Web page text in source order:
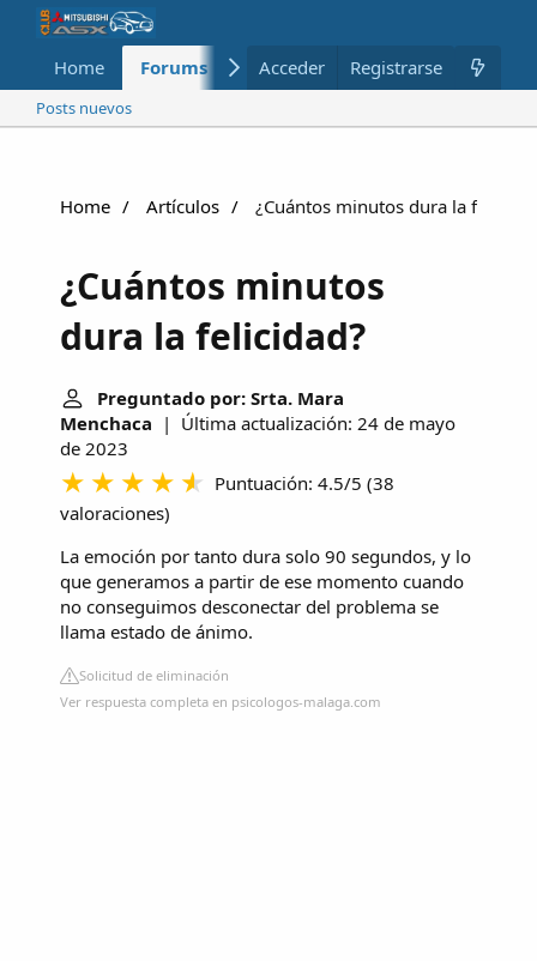
Home Forums Nuevo Miembros
Acceder Registrarse
Posts nuevos
Home Artículos ¿Cuántos minutos dura la
¿Cuántos minutos
dura la felicidad?
Preguntado por: Srta. Mara
Menchaca | Última actualización: 24 de mayo
de 2023
Puntuación: 4.5/5 (38
valoraciones)
La emoción por tanto dura solo 90 segundos, y lo
que generamos a partir de ese momento cuando
no conseguimos desconectar del problema se
llama estado de ánimo.
Solicitud de eliminación
Ver respuesta completa en psicologos-malaga.com